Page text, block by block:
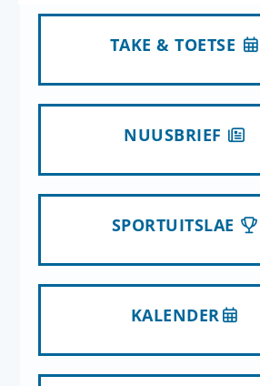
TAKE & TOETSE
NUUSBRIEF
SPORTUITSLAE
KALENDER